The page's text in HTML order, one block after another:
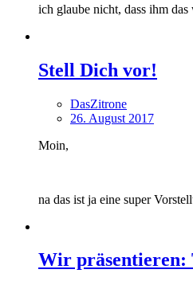
ich glaube nicht, dass ihm
Stell Dich vor!
DasZitrone
26. August 2017
Moin,
na das ist ja eine super
Wir präsentieren: